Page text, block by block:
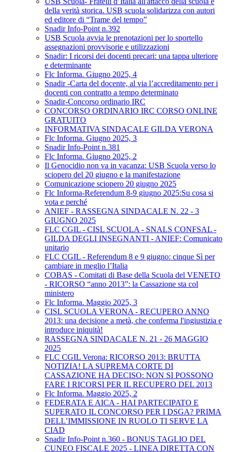
della verità storica. USB scuola solidarizza con autori
ed editore di “Trame del tempo”
Snadir Info-Point n.392
USB Scuola avvia le prenotazioni per lo sportello
assegnazioni provvisorie e utilizzazioni
Snadir: I ricorsi dei docenti precari: una tappa ulteriore
e determinante
Flc Informa. Giugno 2025, 4
Snadir -Carta del docente, al via l’accreditamento per i
docenti con contratto a tempo determinato
Snadir-Concorso ordinario IRC
CONCORSO ORDINARIO IRC CORSO ONLINE
GRATUITO
INFORMATIVA SINDACALE GILDA VERONA
Flc Informa. Giugno 2025, 3
Snadir Info-Point n.381
Flc Informa. Giugno 2025, 2
Il Genocidio non va in vacanza: USB Scuola verso lo
sciopero del 20 giugno e la manifestazione
Comunicazione sciopero 20 giugno 2025
Flc Informa-Referendum 8-9 giugno 2025:Su cosa si
vota e perché
ANIEF - RASSEGNA SINDACALE N. 22 - 3
GIUGNO 2025
FLC CGIL - CISL SCUOLA - SNALS CONFSAL -
GILDA DEGLI INSEGNANTI - ANIEF: Comunicato
unitario
FLC CGIL - Referendum 8 e 9 giugno: cinque Sì per
cambiare in meglio l’Italia
COBAS - Comitati di Base della Scuola del VENETO
- RICORSO “anno 2013”: la Cassazione sta col
ministero
Flc Informa. Maggio 2025, 3
CISL SCUOLA VERONA - RECUPERO ANNO
2013: una decisione a metà, che conferma l'ingiustizia e
introduce iniquità!
RASSEGNA SINDACALE N. 21 - 26 MAGGIO
2025
FLC CGIL Verona: RICORSO 2013: BRUTTA
NOTIZIA! LA SUPREMA CORTE DI
CASSAZIONE HA DECISO: NON SI POSSONO
FARE I RICORSI PER IL RECUPERO DEL 2013
Flc Informa. Maggio 2025, 2
FEDERATA E AICA - HAI PARTECIPATO E
SUPERATO IL CONCORSO PER I DSGA? PRIMA
DELL’IMMISSIONE IN RUOLO TI SERVE LA
CIAD
Snadir Info-Point n.360 - BONUS TAGLIO DEL
CUNEO FISCALE 2025 - LINEA DIRETTA CON